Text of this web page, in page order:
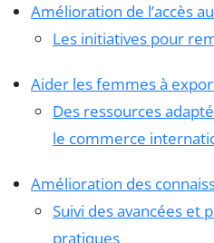
Amélioration de l’accès
Les initiatives pour
Aider les femmes à
Des ressources
le commerce
Amélioration des
Suivi des avancées et
pratiques